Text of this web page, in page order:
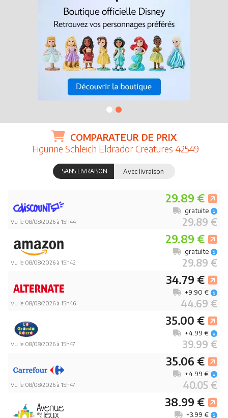
COMPARATEUR DE PRIX
Figurine Schleich Eldrador Creatures 42549
SANS LIVRAISON Avec livraison
Vu le 08/08/2026 à 15h44
29.89 €
29.89 €
gratuite
Vu le 08/08/2026 à 15h42
29.89 €
29.89 €
gratuite
Vu le 08/08/2026 à 15h46
34.79 €
44.69 €
+9.90 €
Vu le 08/08/2026 à 15h47
35.00 €
39.99 €
+4.99 €
Vu le 08/08/2026 à 15h47
35.06 €
40.05 €
+4.99 €
38.99 €
+3.99 €